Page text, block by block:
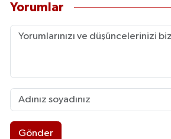
Yorumlar
Gönder